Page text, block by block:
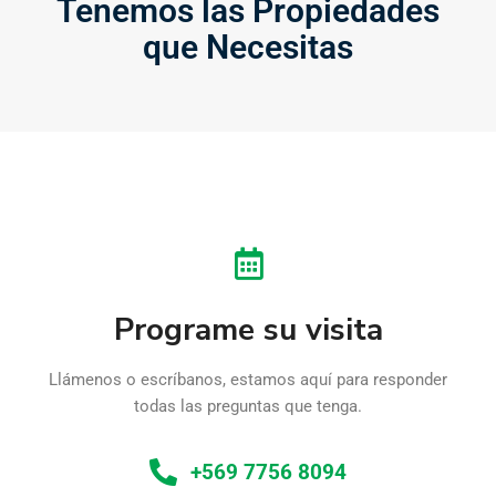
Tenemos las Propiedades
que Necesitas
Programe su visita
Llámenos o escríbanos, estamos aquí para responder
todas las preguntas que tenga.
+569 7756 8094